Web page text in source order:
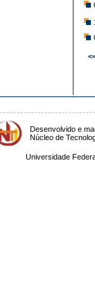
Desenvolvido e
Núcleo de
Universidade